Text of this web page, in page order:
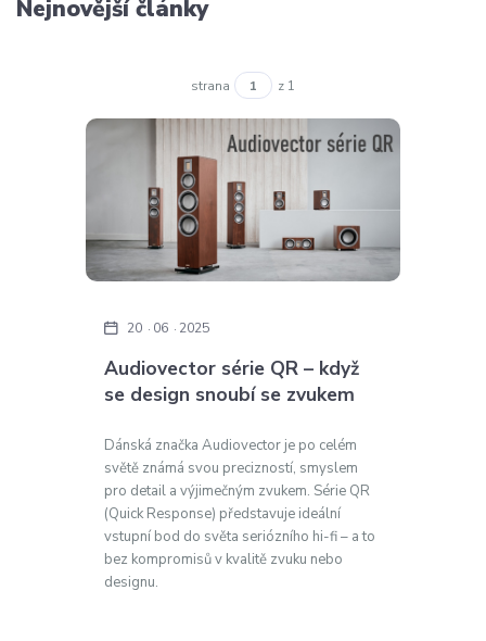
Nejnovější články
strana z 1
Audiovector série QR – když
se design snoubí se zvukem
20 06 2025
Dánská značka Audiovector je po celém
světě známá svou precizností, smyslem
pro detail a výjimečným zvukem. Série QR
(Quick Response) představuje ideální
vstupní bod do světa seriózního hi-fi – a to
bez kompromisů v kvalitě zvuku nebo
designu.